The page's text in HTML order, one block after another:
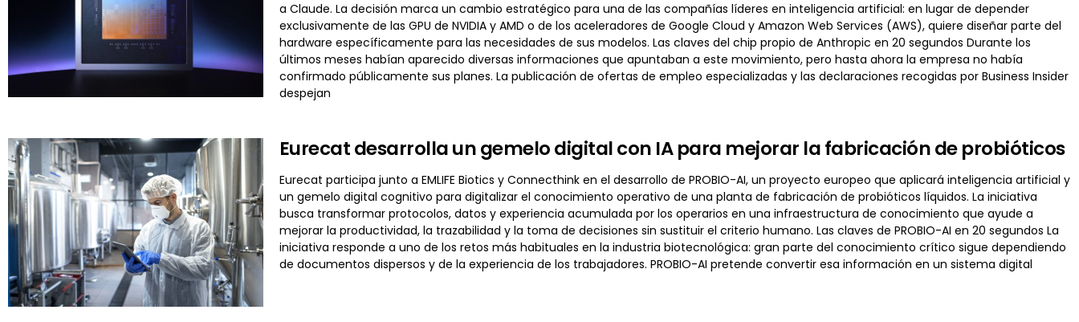
a Claude. La decisión marca un cambio estratégico para una de las compañías líderes en inteligencia artificial: en lugar de depender
exclusivamente de las GPU de NVIDIA y AMD o de los aceleradores de Google Cloud y Amazon Web Services (AWS), quiere diseñar parte del
hardware específicamente para las necesidades de sus modelos. Las claves del chip propio de Anthropic en 20 segundos Durante los
últimos meses habían aparecido diversas informaciones que apuntaban a este movimiento, pero hasta ahora la empresa no había
confirmado públicamente sus planes. La publicación de ofertas de empleo especializadas y las declaraciones recogidas por Business Insider
despejan
Eurecat desarrolla un gemelo digital con IA para mejorar la fabricación de probióticos
Eurecat participa junto a EMLIFE Biotics y Connecthink en el desarrollo de PROBIO-AI, un proyecto europeo que aplicará inteligencia artificial y
un gemelo digital cognitivo para digitalizar el conocimiento operativo de una planta de fabricación de probióticos líquidos. La iniciativa
busca transformar protocolos, datos y experiencia acumulada por los operarios en una infraestructura de conocimiento que ayude a
mejorar la productividad, la trazabilidad y la toma de decisiones sin sustituir el criterio humano. Las claves de PROBIO-AI en 20 segundos La
iniciativa responde a uno de los retos más habituales en la industria biotecnológica: gran parte del conocimiento crítico sigue dependiendo
de documentos dispersos y de la experiencia de los trabajadores. PROBIO-AI pretende convertir esa información en un sistema digital